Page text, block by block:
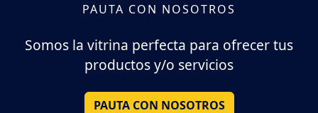
PAUTA CON NOSOTROS
Somos la vitrina perfecta para ofrecer tus
productos y/o servicios
PAUTA CON NOSOTROS